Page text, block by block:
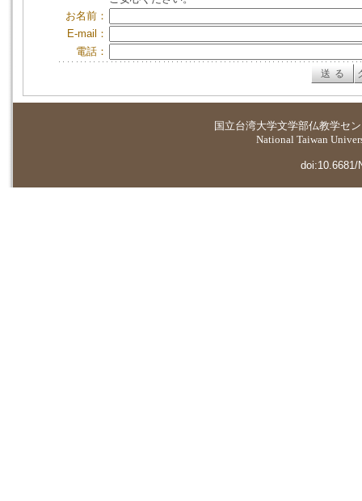
お名前：
E-mail：
電話：
国立台湾大学文学部仏教学セ
National Taiwan
doi:10.6681/